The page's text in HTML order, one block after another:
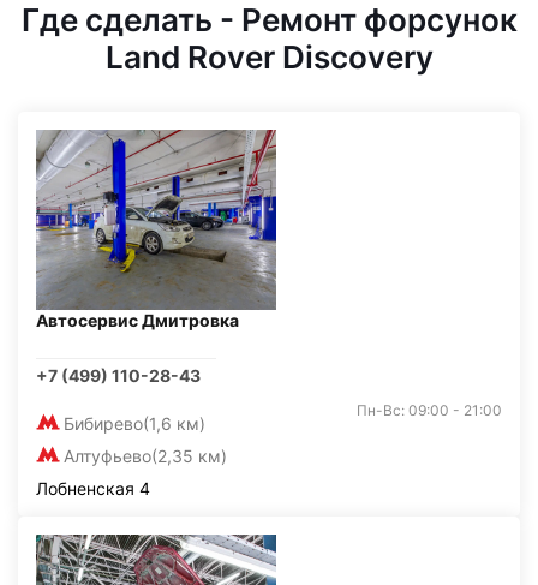
Где сделать - Ремонт форсунок
Land Rover Discovery
Автосервис Дмитровка
+7 (499) 110-28-43
Бибирево(1,6 км)
Алтуфьево(2,35 км)
Пн-Вс: 09:00 - 21:00
Лобненская 4